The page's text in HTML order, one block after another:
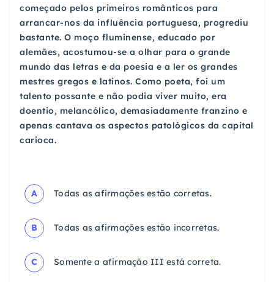
começado pelos primeiros românticos para
arrancar-nos da influência portuguesa, progrediu
bastante. O moço fluminense, educado por
alemães, acostumou-se a olhar para o grande
mundo das letras e da poesia e a ler os grandes
mestres gregos e latinos. Como poeta, foi um
talento possante e não podia viver muito, era
doentio, melancólico, demasiadamente franzino e
apenas cantava os aspectos patológicos da capital
carioca.
A Todas as afirmações estão corretas.
B Todas as afirmações estão incorretas.
C Somente a afirmação III está correta.